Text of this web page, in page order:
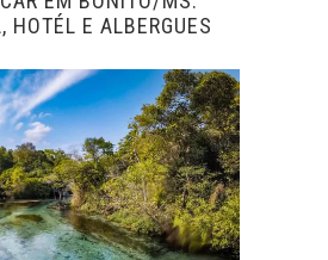
HOTÉL E ALBERGUES